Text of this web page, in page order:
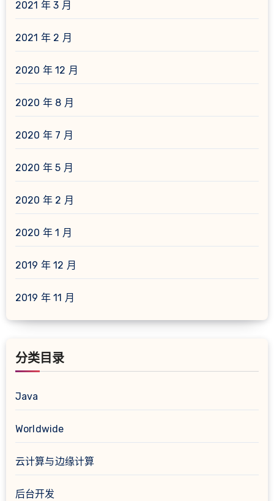
2021 年 3 月
2021 年 2 月
2020 年 12 月
2020 年 8 月
2020 年 7 月
2020 年 5 月
2020 年 2 月
2020 年 1 月
2019 年 12 月
2019 年 11 月
分类目录
Java
Worldwide
云计算与边缘计算
后台开发